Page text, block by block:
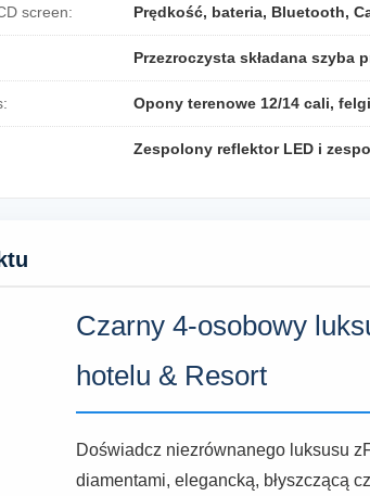
screen: Prędkość, bateria, Bluetooth,
Przezroczysta składana szyba
Opony terenowe 12/14 cali,
Zespolony reflektor LED i
Czarny 4-osobowy
hotelu & Resort
Doświadcz niezrównanego luksusu z
diamentami, elegancką, błyszczącą